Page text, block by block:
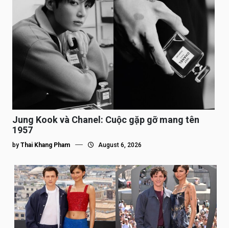
Jung Kook và Chanel: Cuộc gặp gỡ mang tên
1957
by Thai Khang Pham August 6, 2026